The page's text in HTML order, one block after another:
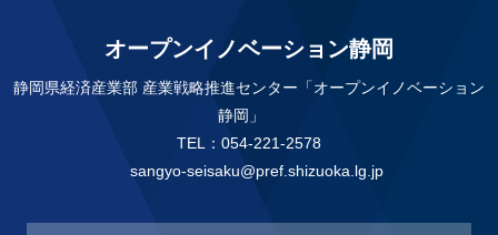
オープンイノベーション静岡
静岡県経済産業部 産業戦略推進センター「オープンイノベーション
静岡」
TEL：054-221-2578
sangyo-seisaku@pref.shizuoka.lg.jp